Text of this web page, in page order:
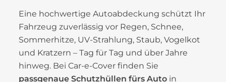
Eine hochwertige Autoabdeckung schützt Ihr
Fahrzeug zuverlässig vor Regen, Schnee,
Sommerhitze, UV-Strahlung, Staub, Vogelkot
und Kratzern – Tag für Tag und über Jahre
hinweg. Bei Car-e-Cover finden Sie
passgenaue Schutzhüllen fürs Auto in